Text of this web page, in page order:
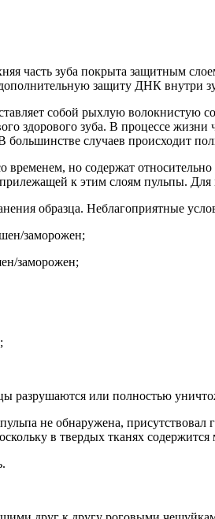
часть зуба покрыта защитным
защиту ДНК внутри
собой рыхлую
здорового зуба. В процессе жизни
большинстве случаев происходит
временем, но содержат
прилежащей к этим слоям пульпы. Для
образца. Неблагоприятные
заморожен;
заморожен;
разрушаются или полностью
не обнаружена,
в твердых тканях